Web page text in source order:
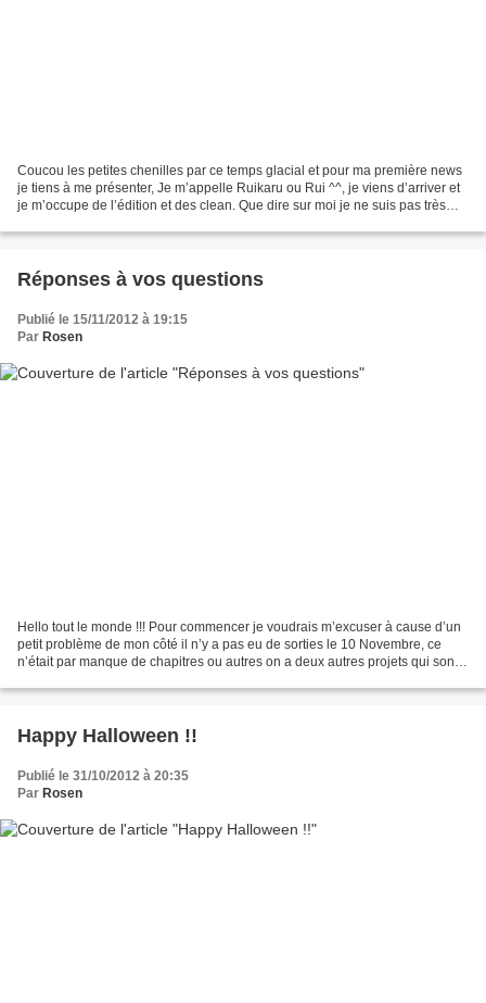
Coucou les petites chenilles par ce temps glacial et pour ma première news
je tiens à me présenter, Je m’appelle Ruikaru ou Rui ^^, je viens d’arriver et
je m’occupe de l’édition et des clean. Que dire sur moi je ne suis pas très
Réponses à vos questions
Publié le 15/11/2012 à 19:15
Par Rosen
Hello tout le monde !!! Pour commencer je voudrais m’excuser à cause d’un
petit problème de mon côté il n’y a pas eu de sorties le 10 Novembre, ce
n’était par manque de chapitres ou autres on a deux autres projets qui sont
Happy Halloween !!
Publié le 31/10/2012 à 20:35
Par Rosen